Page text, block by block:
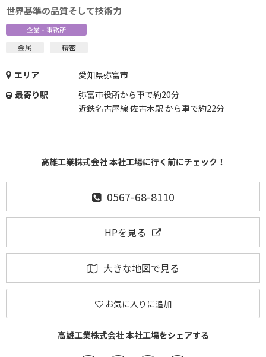
世界基準の品質そして技術力
企業・事務所
金属 精密
エリア
愛知県弥富市
最寄り駅
弥富市役所から車で約20分
近鉄名古屋線 佐古木駅 から車で約22分
高雄工業株式会社 本社工場に行く前にチェック！
0567-68-8110
HPを見る
大きな地図で見る
お気に入りに追加
高雄工業株式会社 本社工場をシェアする